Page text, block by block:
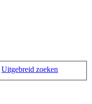
Uitgebreid zoeken